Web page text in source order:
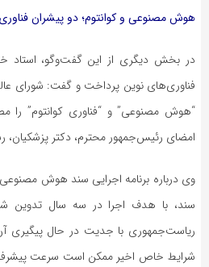
هوش مصنوعی و کوانتوم؛ دو پیشران
در بخش دیگری از این گفت‌وگو، استاد
فناوری‌های نوین پرداخت و گفت: شورای
“هوش مصنوعی” و “فناوری کوانتوم”
امضای رئیس‌جمهور محترم، دکتر پزشکیان،
وی درباره برنامه اجرایی سند هوش مصنوعی
سند، با هدف اجرا در سه سال تدوین
ریاست‌جمهوری با جدیت در حال پیگیری
شرایط خاص اخیر ممکن است سرعت پیشرفت